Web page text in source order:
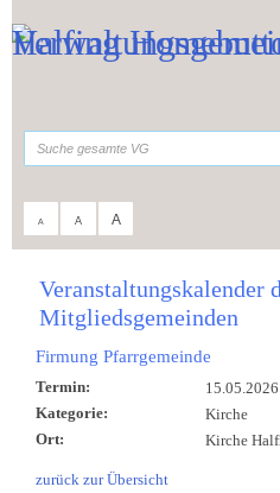
A A A
Veranstaltungskalender
Mitgliedsgemeinden
Firmung Pfarrgemeinde
Termin:
15.05.2026
Kategorie:
Kirche
Ort:
Kirche
zurück zur Übersicht